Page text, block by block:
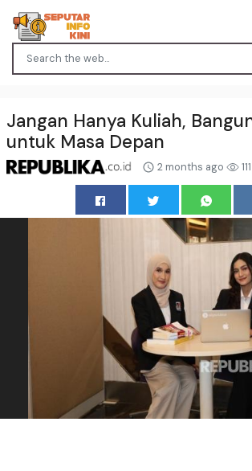
Jangan Hanya Kuliah,
untuk Masa Depan
2 months ago 111